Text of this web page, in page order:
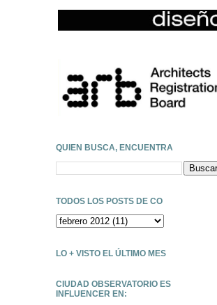
QUIEN BUSCA, ENCUENTRA
TODOS LOS POSTS DE CO
LO + VISTO EL ÚLTIMO MES
CIUDAD OBSERVATORIO ES
INFLUENCER EN: